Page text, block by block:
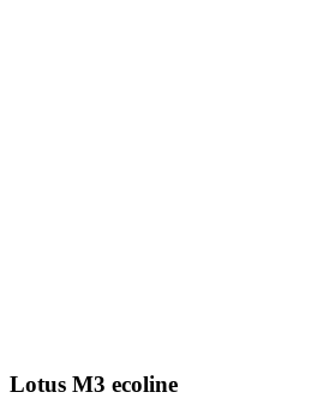
Lotus M3 ecoline